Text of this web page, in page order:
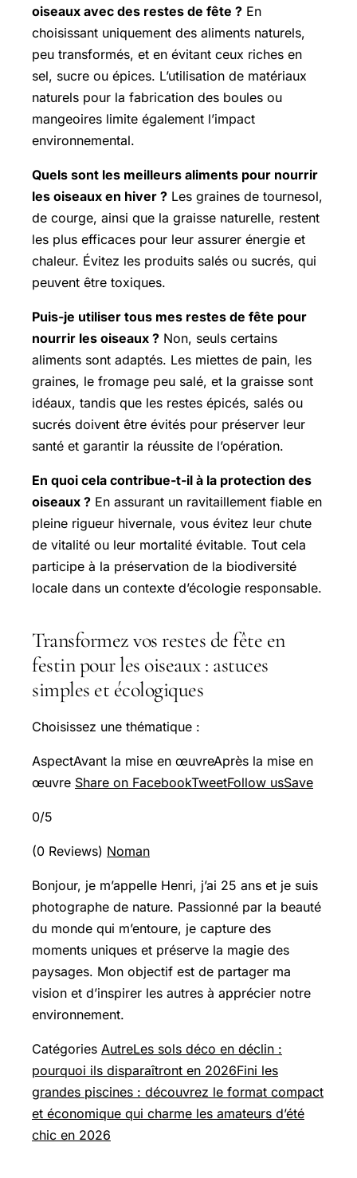
oiseaux avec des restes de fête ? En
choisissant uniquement des aliments naturels,
peu transformés, et en évitant ceux riches en
sel, sucre ou épices. L’utilisation de matériaux
naturels pour la fabrication des boules ou
mangeoires limite également l’impact
environnemental.
Quels sont les meilleurs aliments pour nourrir
les oiseaux en hiver ? Les graines de tournesol,
de courge, ainsi que la graisse naturelle, restent
les plus efficaces pour leur assurer énergie et
chaleur. Évitez les produits salés ou sucrés, qui
peuvent être toxiques.
Puis-je utiliser tous mes restes de fête pour
nourrir les oiseaux ? Non, seuls certains
aliments sont adaptés. Les miettes de pain, les
graines, le fromage peu salé, et la graisse sont
idéaux, tandis que les restes épicés, salés ou
sucrés doivent être évités pour préserver leur
santé et garantir la réussite de l’opération.
En quoi cela contribue-t-il à la protection des
oiseaux ? En assurant un ravitaillement fiable en
pleine rigueur hivernale, vous évitez leur chute
de vitalité ou leur mortalité évitable. Tout cela
participe à la préservation de la biodiversité
locale dans un contexte d’écologie responsable.
Transformez vos restes de fête en
festin pour les oiseaux : astuces
simples et écologiques
Choisissez une thématique :
AspectAvant la mise en œuvreAprès la mise en
œuvre Share on FacebookTweetFollow usSave
0/5
(0 Reviews) Noman
Bonjour, je m’appelle Henri, j’ai 25 ans et je suis
photographe de nature. Passionné par la beauté
du monde qui m’entoure, je capture des
moments uniques et préserve la magie des
paysages. Mon objectif est de partager ma
vision et d’inspirer les autres à apprécier notre
environnement.
Catégories AutreLes sols déco en déclin :
pourquoi ils disparaîtront en 2026Fini les
grandes piscines : découvrez le format compact
et économique qui charme les amateurs d’été
chic en 2026